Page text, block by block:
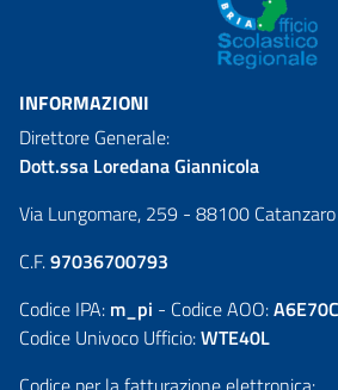
INFORMAZIONI
Direttore Generale:
Dott.ssa Loredana Giannicola
Via Lungomare, 259 - 88100 Catanzaro
C.F.97036700793
Codice IPA: m_pi - Codice AOO:
Codice Univoco Ufficio:WTE40L